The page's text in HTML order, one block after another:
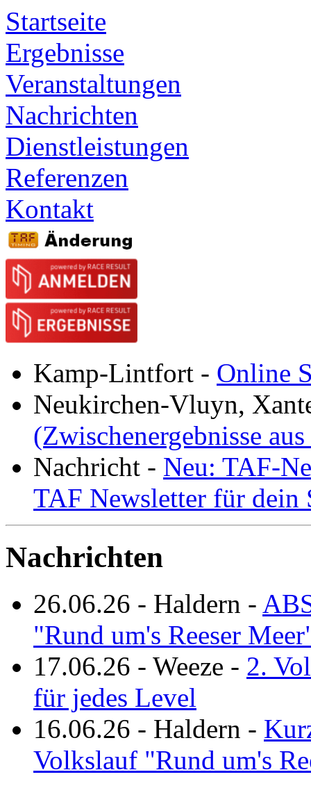
Startseite
Ergebnisse
Veranstaltungen
Nachrichten
Dienstleistungen
Referenzen
Kontakt
Kamp-Lintfort - Online
Neukirchen-Vluyn,
(Zwischenergebnisse
Nachricht - Neu: TAF-
TAF Newsletter für dein
Nachrichten
26.06.26 - Haldern -
"Rund um's Reeser
17.06.26 - Weeze - 2.
für jedes Level
16.06.26 - Haldern -
Volkslauf "Rund um's